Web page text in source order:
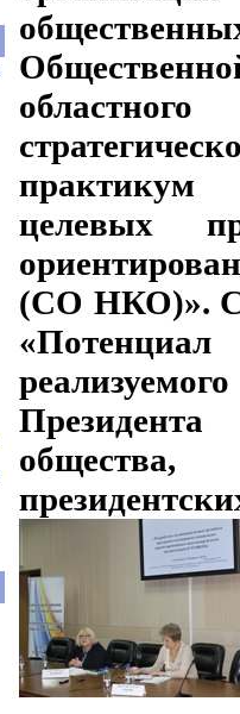
целевых
(СО НКО)».